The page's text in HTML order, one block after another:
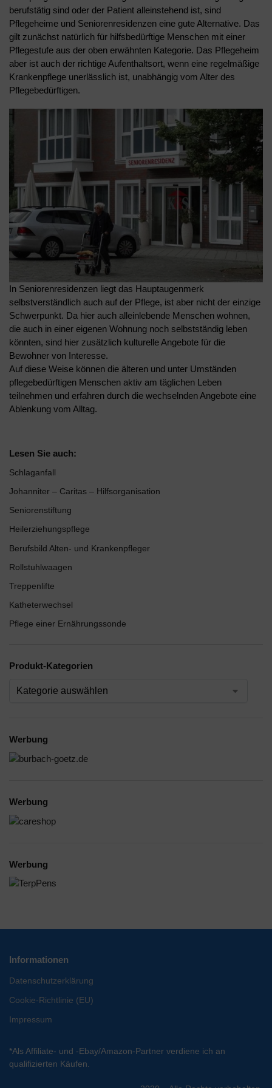
berufstätig sind oder der Patient alleinstehend ist, sind
Pflegeheime und Seniorenresidenzen eine gute Alternative. Das
gilt zunächst natürlich für hilfsbedürftige Menschen mit einer
Pflegestufe aus der oben erwähnten Kategorie. Das Pflegeheim
aber ist auch der richtige Aufenthaltsort, wenn eine regelmäßige
Krankenpflege unerlässlich ist, unabhängig vom Alter des
Pflegebedürftigen.
In Seniorenresidenzen liegt das Hauptaugenmerk
selbstverständlich auch auf der Pflege, ist aber nicht der einzige
Schwerpunkt. Da hier auch alleinlebende Menschen wohnen,
die auch in einer eigenen Wohnung noch selbstständig leben
könnten, sind hier zusätzlich kulturelle Angebote für die
Bewohner von Interesse.
Auf diese Weise können die älteren und unter Umständen
pflegebedürftigen Menschen aktiv am täglichen Leben
teilnehmen und erfahren durch die wechselnden Angebote eine
Ablenkung vom Alltag.
Lesen Sie auch:
Schlaganfall
Johanniter – Caritas – Hilfsorganisation
Seniorenstiftung
Heilerziehungspflege
Berufsbild Alten- und Krankenpfleger
Rollstuhlwaagen
Treppenlifte
Katheterwechsel
Pflege einer Ernährungssonde
Produkt-Kategorien
Werbung
Werbung
Werbung
Informationen
Datenschutzerklärung
Cookie-Richtlinie (EU)
Impressum
*Als Affiliate- und -Ebay/Amazon-Partner verdiene ich an
qualifizierten Käufen.